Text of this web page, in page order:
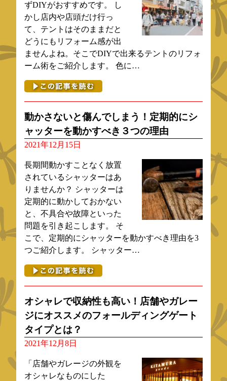
ずDIYがおすすめです。 し
かし店内や店頭だけ行っ
て、テントはそのままだと
どうにもリフォーム感が出
ませんよね。そこでDIYで出来るテントのリフォ
ーム術をご紹介します。 色に…
動かさないと傷んでしまう！定期的にシ
ャッターを動かすべき３つの理由
2021年12月15日
長期間動かすことなく放置
されているシャッターはあ
りませんか？ シャッターは
定期的に動かしておかない
と、不具合や故障といった
問題を引き起こします。 そ
こで、定期的にシャッターを動かすべき理由を3
つご紹介します。 シャッター…
オシャレで収納性も高い！店舗やガレー
ジにオススメのフォールディングゲート
タイプとは？
2021年12月8日
「店舗やガレージの外観を
オシャレなものにした